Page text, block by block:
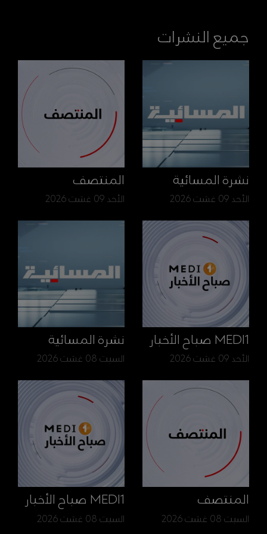
جميع النشرات
نشرة المسائية
الأحد 09 غشت 2026
المنتصف
الأحد 09 غشت 2026
MEDI1 صباح الأخبار
الأحد 09 غشت 2026
نشرة المسائية
السبت 08 غشت 2026
المنتصف
السبت 08 غشت 2026
MEDI1 صباح الأخبار
السبت 08 غشت 2026